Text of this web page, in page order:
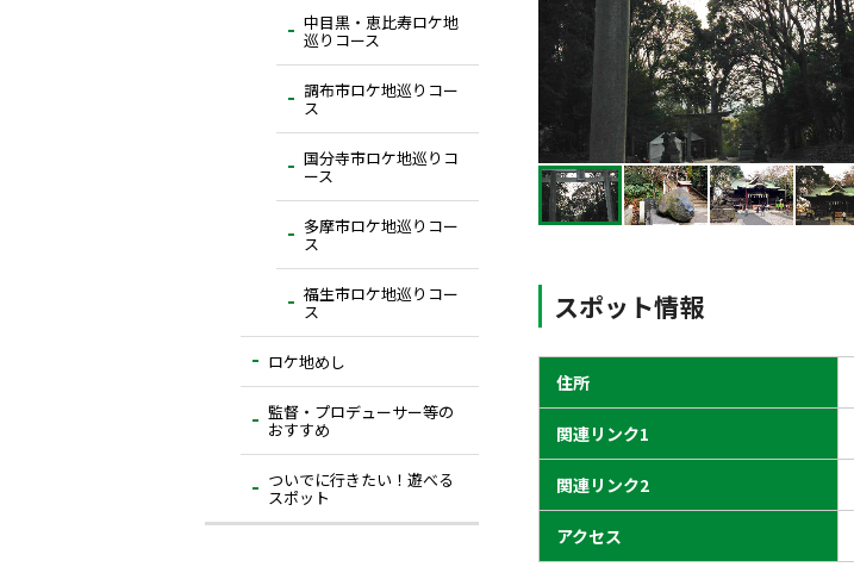
スポット情報
住所
関連リンク1
関連リンク2
アクセス
中目黒・恵比寿ロケ地
巡りコース
調布市ロケ地巡りコー
ス
国分寺市ロケ地巡りコ
ース
多摩市ロケ地巡りコー
ス
福生市ロケ地巡りコー
ス
ロケ地めし
監督・プロデューサー等の
おすすめ
ついでに⾏きたい！遊べる
スポット